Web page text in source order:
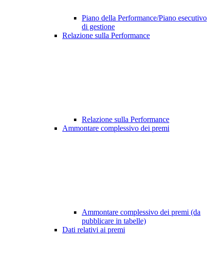
Piano della Performance/Piano esecutivo
di gestione
Relazione sulla Performance
Relazione sulla Performance
Ammontare complessivo dei premi
Ammontare complessivo dei premi (da
pubblicare in tabelle)
Dati relativi ai premi